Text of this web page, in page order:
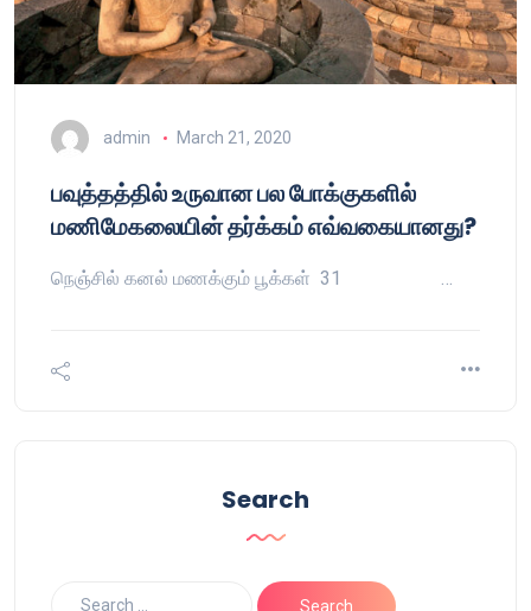
admin March 21, 2020
பவுத்தத்தில் உருவான பல போக்குகளில்
மணிமேகலையின் தர்க்கம் எவ்வகையானது?
நெஞ்சில் கனல் மணக்கும் பூக்கள் 31 …
Search